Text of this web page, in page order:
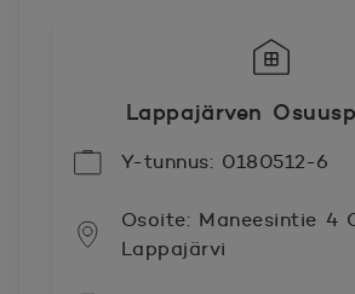
Lappajärven
Y-tunnus: 0180512-6
Osoite: Maneesintie 4
Lappajärvi